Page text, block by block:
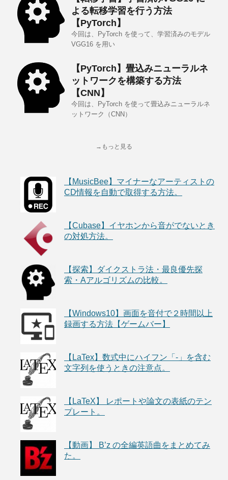
よる転移学習を行う方法
【PyTorch】
今回は、PyTorch を使って、学習済みのモデル
VGG16 を用い
【PyTorch】畳込みニューラルネ
ットワークを構築する方法
【CNN】
今回は、PyTorch を使って畳込みニューラルネ
ットワーク（CNN）
→もっと見る
【MusicBee】マイナーなアーティストの
CD情報を自動で取得する方法。
【Cubase】イヤホンから音がでないとき
の対処方法。
【探索】ダイクストラ法・最良優先探
索・Aアルゴリズムの比較。
【Windows10】画面を音付で２時間以上
録画する方法【ゲームバー】
【LaTex】数式中にハイフン「-」を含む
文字列を使うときの注意点。
【LaTeX】 レポートや論文の表紙のテン
プレート。
【動画】 B’z の全編英語曲をまとめてみ
た。